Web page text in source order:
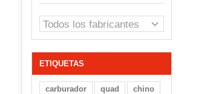
ETIQUETAS
carburador quad
chino